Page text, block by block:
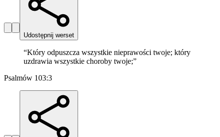
Udostępnij werset
“Który odpuszcza wszystkie nieprawości twoje; który
uzdrawia wszystkie choroby twoje;”
Psalmów 103:3